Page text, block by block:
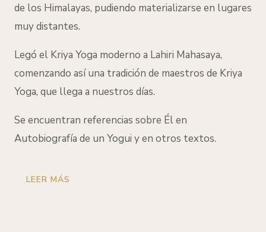
de los Himalayas, pudiendo materializarse en lugares
muy distantes.
Legó el Kriya Yoga moderno a Lahiri Mahasaya,
comenzando así una tradición de maestros de Kriya
Yoga, que llega a nuestros días.
Se encuentran referencias sobre Él en
Autobiografía de un Yogui y en otros textos.
LEER MÁS